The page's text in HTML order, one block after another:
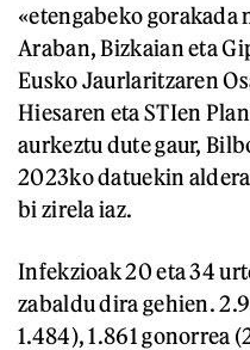
«etengabeko gorakada
Araban, Bizkaian eta
Eusko Jaurlaritzaren
Hiesaren eta STIen
aurkeztu dute gaur,
2023ko datuekin
bi zirela iaz.
Infekzioak 20 eta 34
zabaldu dira gehien.
1.484), 1.861 gonorrea